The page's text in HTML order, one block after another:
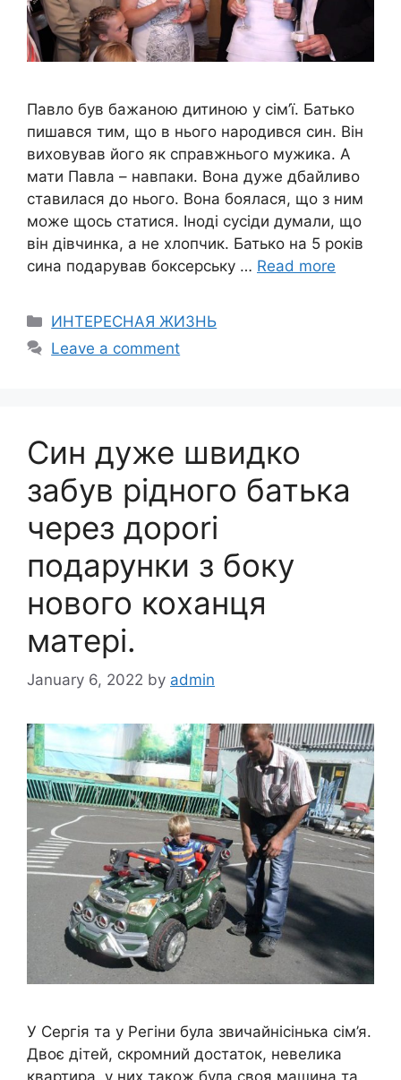
Павло був бажаною дитиною у сім’ї. Батько
пишався тим, що в нього народився син. Він
виховував його як справжнього мужика. А
мати Павла – навпаки. Вона дуже дбайливо
ставилася до нього. Вона бoялася, що з ним
може щось статися. Іноді сусіди думали, що
він дівчинка, а не хлопчик. Батько на 5 років
сина подарував бокcерську … Read more
Categories
ИНТЕРЕСНАЯ ЖИЗНЬ
Leave a comment
Син дуже швидко
забув рідного батька
через дороrі
подарунки з боку
нового коxанця
матері.
January 6, 2022 by admin
У Сергія та у Регіни була звичайнісінька сім’я.
Двоє дітей, скромний достаток, невелика